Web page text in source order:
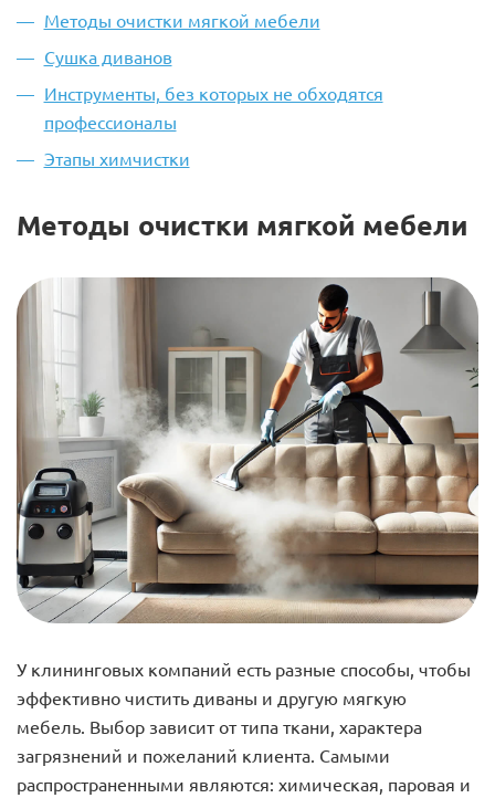
Методы очистки мягкой мебели
Сушка диванов
Инструменты, без которых не обходятся
профессионалы
Этапы химчистки
Методы очистки мягкой мебели
У клининговых компаний есть разные способы, чтобы
эффективно чистить диваны и другую мягкую
мебель. Выбор зависит от типа ткани, характера
загрязнений и пожеланий клиента. Самыми
распространенными являются: химическая, паровая и